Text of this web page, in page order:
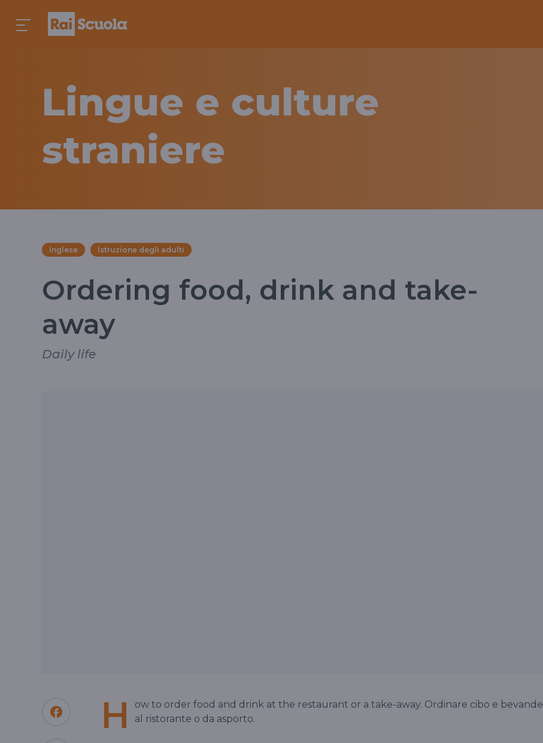
Lingue e culture
straniere
Inglese Istruzione degli adulti
Ordering food, drink and take-
away
Daily life
H
ow to order food and drink at the restaurant or a take-away. Ordinare cibo e bevande
al ristorante o da asporto.